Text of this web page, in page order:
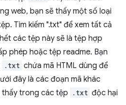
web, bạn sẽ thấy một số loại
Tìm kiếm ".txt" để xem tất cả
các tệp này sẽ là tệp hợp
phép hoặc tệp readme. Bạn
.txt chứa mã HTML dùng để
đây là các đoạn mã khác
thấy trong các tệp
.txt độc hại